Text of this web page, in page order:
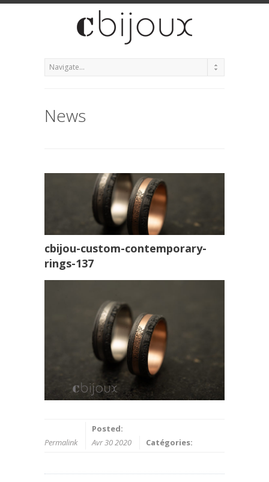
News
cbijou-custom-contemporary-
rings-137
Permalink
Posted:
Avr 30 2020
Catégories: